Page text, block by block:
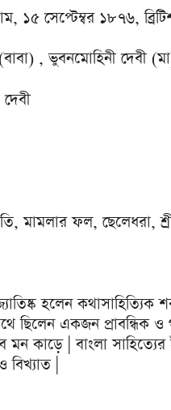
১৫ সেপ্টেম্বর ১৮৭৬,
, ভুবনমোহিনী দেবী
মামলার ফল, ছেলেধরা,
হলেন কথাসাহিত্যিক
ছিলেন একজন প্রাবন্ধিক
কাড়ে | বাংলা সাহিত্যের
|